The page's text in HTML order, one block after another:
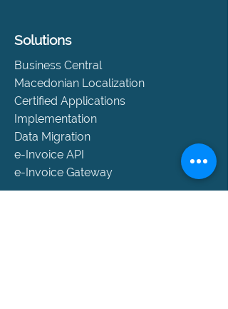
Solutions
Business Central
Macedonian Localization
Certified Applications
Implementation
Data Migration
e-Invoice API
e-Invoice Gateway